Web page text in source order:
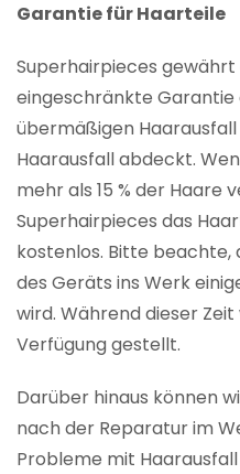
Garantie für Haarteile
Superhairpieces
eingeschränkte Garantie
übermäßigen
Haarausfall abdeckt.
mehr als 15 % der Haare
Superhairpieces das
kostenlos. Bitte beachte,
des Geräts ins Werk
wird. Während dieser
Verfügung gestellt.
Darüber hinaus können
nach der Reparatur im
Probleme mit